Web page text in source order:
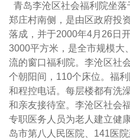
青岛李沧区社会福利院坐
郑庄村南侧，是由区政府投
落成，并于2000年4月26日
3000平方米，是全市规模大
流的窗口福利院。李沧区社
个朝阳间，110个床位。福
和程控电话。每层楼都有洗
和亲友接待室。李沧区社会
专职医务人员为老人建立健
岛市第八人民医院、141医